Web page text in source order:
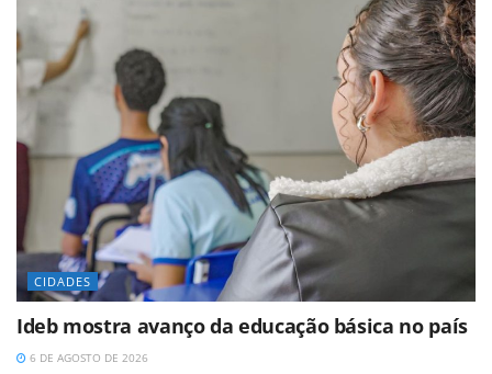
CIDADES
Ideb mostra avanço da educação básica no país
6 DE AGOSTO DE 2026